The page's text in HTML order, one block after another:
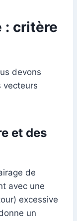
: critère
devons
vecteurs
et des
de
avec une
excessive
un